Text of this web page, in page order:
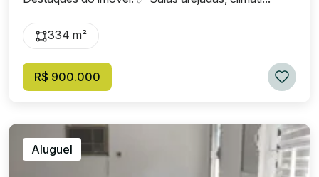
334 m²
R$ 900.000
Aluguel